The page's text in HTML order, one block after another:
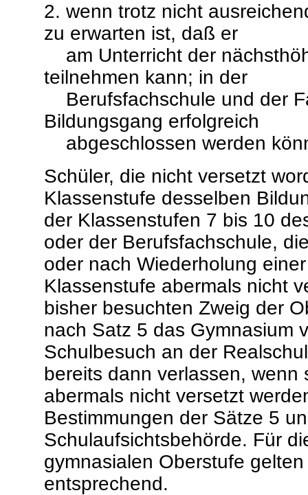
2. wenn trotz nicht
zu erwarten ist, daß er
am Unterricht der
teilnehmen kann; in der
Berufsfachschule und der
Bildungsgang erfolgreich
abgeschlossen werden
Schüler, die nicht versetzt
Klassenstufe desselben
der Klassenstufen 7 bis 10
oder der Berufsfachschule,
oder nach Wiederholung
Klassenstufe abermals nicht
bisher besuchten Zweig der
nach Satz 5 das Gymnasium
Schulbesuch an der
bereits dann verlassen,
abermals nicht versetzt
Bestimmungen der Sätze 5
Schulaufsichtsbehörde. Für
gymnasialen Oberstufe
entsprechend.